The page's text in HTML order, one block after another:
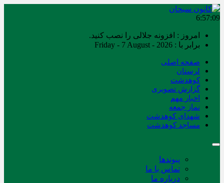
6:57:09
امروز : افزونه جلالی را نصب کنید.
برابر با : Friday - 7 August - 2026
صفحه اصلی
لرستان
کوهدشت
گزارش تصویری
اخبار مهم
نماز جمعه
شهدای کوهدشت
مساجد کوهدشت
پیوندها
تماس با ما
درباره ما